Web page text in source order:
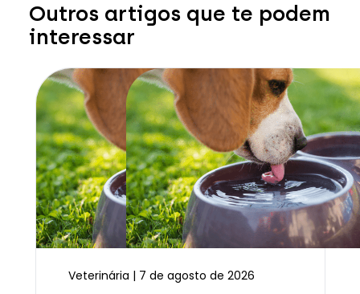
Outros artigos que te podem
interessar
Veterinária | 7 de agosto de 2026